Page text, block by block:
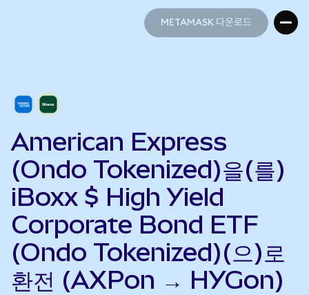
METAMASK 다운로드
American Express
(Ondo Tokenized)을(를)
iBoxx $ High Yield
Corporate Bond ETF
(Ondo Tokenized)(으)로
환전 (AXPon → HYGon)